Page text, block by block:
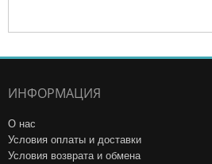
ИНФОРМАЦИЯ
О нас
Условия оплаты и доставки
Условия возврата и обмена